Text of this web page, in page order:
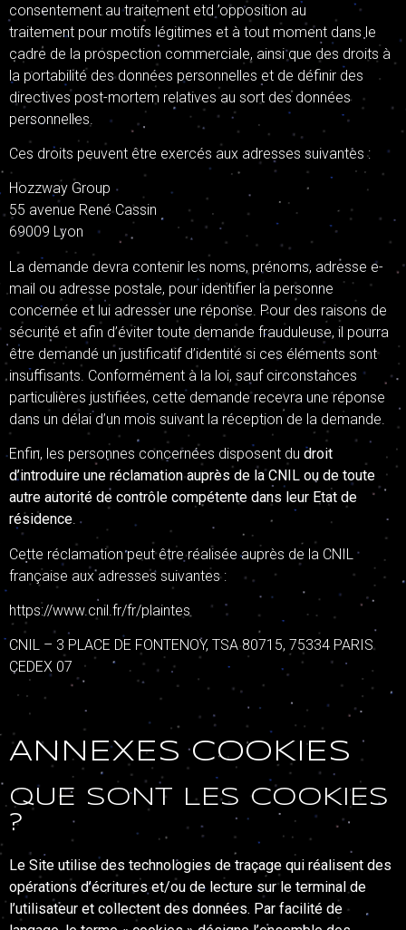
consentement au traitement etd ’opposition au
traitement pour motifs légitimes et à tout moment dans le
cadre de la prospection commerciale, ainsi que des droits à
la portabilité des données personnelles et de définir des
directives post-mortem relatives au sort des données
personnelles.
Ces droits peuvent être exercés aux adresses suivantes :
Hozzway Group
55 avenue René Cassin
69009 Lyon
La demande devra contenir les noms, prénoms, adresse e-
mail ou adresse postale, pour identifier la personne
concernée et lui adresser une réponse. Pour des raisons de
sécurité et afin d’éviter toute demande frauduleuse, il pourra
être demandé un justificatif d’identité si ces éléments sont
insuffisants. Conformément à la loi, sauf circonstances
particulières justifiées, cette demande recevra une réponse
dans un délai d’un mois suivant la réception de la demande.
Enfin, les personnes concernées disposent du droit
d’introduire une réclamation auprès de la CNIL ou de toute
autre autorité de contrôle compétente dans leur Etat de
résidence.
Cette réclamation peut être réalisée auprès de la CNIL
française aux adresses suivantes :
https://www.cnil.fr/fr/plaintes
CNIL – 3 PLACE DE FONTENOY, TSA 80715, 75334 PARIS
CEDEX 07
ANNEXES COOKIES
QUE SONT LES COOKIES
?
Le Site utilise des technologies de traçage qui réalisent des
opérations d’écritures et/ou de lecture sur le terminal de
l’utilisateur et collectent des données. Par facilité de